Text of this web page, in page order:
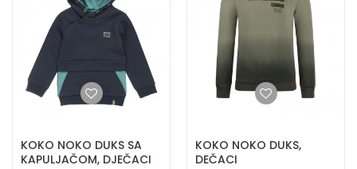
KOKO NOKO DUKS SA
KAPULJAČOM, DJEČACI
KOKO NOKO DUKS,
DEČACI